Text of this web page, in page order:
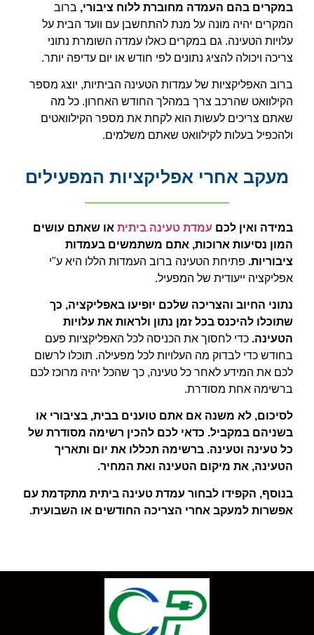
במקרים בהם העמדה מחוברת ללוח ציבורי, ברוב
המקרים יהיה מונה על מנת להתחשבן עם וועד הבית על
עלויות הטעינה. גם במקרים כאלו עמדה השומרת נתוני
צריכה ויכולה להציג נתונים לפי חודש או יום עדיפה יותר.
ברוב האפליקציות של עמדות הטעינה הביתיות, יוצג מספר
הקילוואט שהרכב צרך במהלך החודש האחרון. כל מה
שאתם צריכים לעשות הוא לקחת את מספר הקילוואטים
ולהכפיל בעלות לקילוואט שאתם משלמים.
מעקב אחרי אפליקציות המפעילים
במידה ואין לכם עמדת טעינה ביתית או שאתם עושים
המון נסיעות ארוכות, אתם משתמשים בעמדות
ציבוריות. פתיחת הטעינה ברוב העמדות הללו היא ע"י
אפליקציה ייעודית של המפעיל.
נתוני החיוב והצריכה שלכם יופיעו באפליקציה, כך
שתוכלו להיכנס בכל זמן נתון ולראות את עלויות
הטעינה. כדי לחסוך את הכניסה לכל האפליקציות פעם
בחודש כדי לבדוק מה העלויות לכל מפעילה. תוכלו לרשום
לכם את המידע לאחר כל טעינה, כך שהכל יהיה מרוכז לכם
ברשימה אחת מסודרת.
לסיכום, לא משנה אם אתם טוענים בבית, בציבורי או
בשניהם במקביל. כדאי לכם להכין רשימה מסודרת של
כל טעינה וטעינה. ברשימה תכללו את יום ותאריך
הטעינה, את מיקום הטעינה ואת המחיר.
בנוסף, הקפידו לבחור עמדת טעינה ביתית מתקדמת עם
אפשרות למעקב אחרי הצריכה החודשים או השבועית.